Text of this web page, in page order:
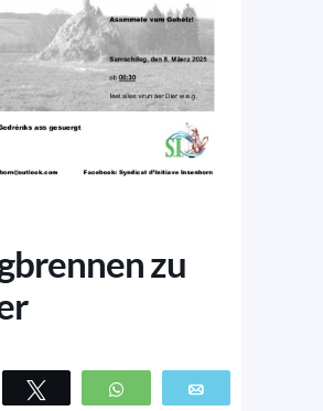
zu
Tweetez WhatsApp